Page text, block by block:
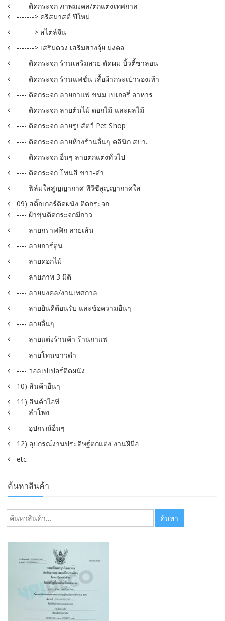
---- ติดกระจก ภาพมงคล/ตกแต่งเทศกาล
-------> คริสมาสต์ ปีใหม่
-------> สไตล์จีน
-------> เสริมดวง เสริมฮวงจุ้ย มงคล
---- ติดกระจก ร้านเสริมสวย ตัดผม บิ้วตี้ซาลอน
---- ติดกระจก ร้านแฟชั่น เสื้อผ้ากระเป๋ารองเท้า
---- ติดกระจก ลายกาแฟ ขนม เบเกอรี่ อาหาร
---- ติดกระจก ลายต้นไม้ ดอกไม้ และผลไม้
---- ติดกระจก ลายรูปสัตว์ Pet Shop
---- ติดกระจก ลายห้างร้านอื่นๆ คลินิก สปา..
---- ติดกระจก อื่นๆ ลายตกแต่งทั่วไป
---- ติดกระจก โทนสี ขาว-ดำ
---- ฟิล์มใสสูญญากาศ พีวีซีสูญญากาศใส
09) สติ๊กเกอร์ติดผนัง ติดกระจก
---- ฝ้าขุ่นติดกระจกมีกาว
---- ลายกราฟฟิก ลายเส้น
---- ลายการ์ตูน
---- ลายดอกไม้
---- ลายภาพ 3 มิติ
---- ลายมงคล/งานเทศกาล
---- ลายยินดีต้อนรับ และข้อความอื่นๆ
---- ลายอื่นๆ
---- ลายแต่งร้านค้า ร้านกาแฟ
---- ลายโทนขาวดำ
---- วอลเปเปอร์ติดผนัง
10) สินค้าอื่นๆ
11) สินค้าไอที
---- ลำโพง
---- อุปกรณ์อื่นๆ
12) อุปกรณ์งานประดิษฐ์ตกแต่ง งานฝีมือ
etc
ค้นหาสินค้า
ค้นหา: ค้นหา